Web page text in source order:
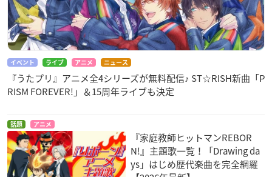
イベント ライブ アニメ ニュース
『うたプリ』アニメ全4シリーズが無料配信♪ ST☆RISH新曲「P
RISM FOREVER!」＆15周年ライブも決定
話題 アニメ
『家庭教師ヒットマンREBOR
N!』主題歌一覧！「Drawing da
ys」はじめ歴代楽曲を完全網羅